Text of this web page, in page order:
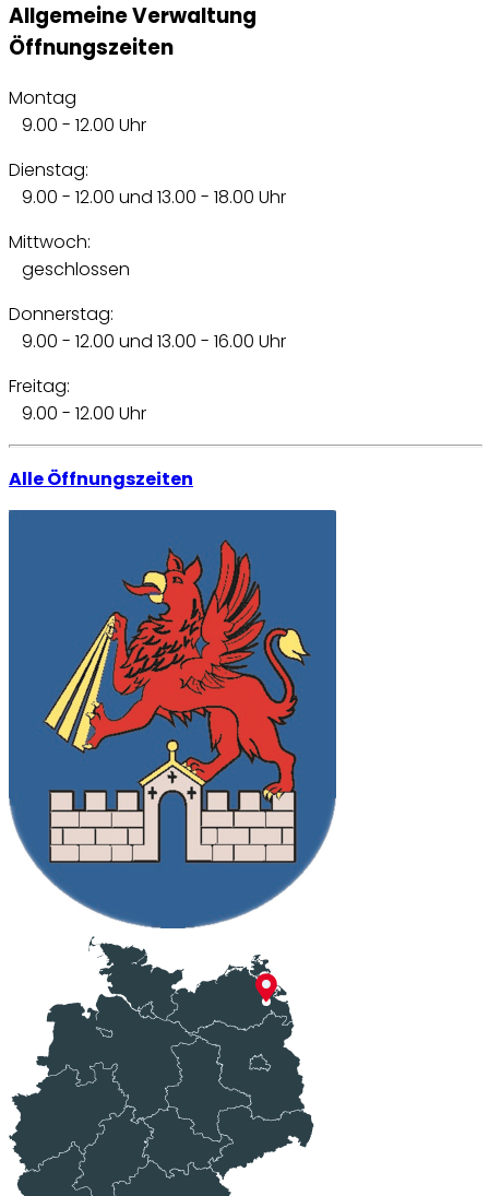
Allgemeine Verwaltung
Öffnungszeiten
Montag
9.00 - 12.00 Uhr
Dienstag:
9.00 - 12.00 und 13.00 - 18.00 Uhr
Mittwoch:
geschlossen
Donnerstag:
9.00 - 12.00 und 13.00 - 16.00 Uhr
Freitag:
9.00 - 12.00 Uhr
Alle Öffnungszeiten